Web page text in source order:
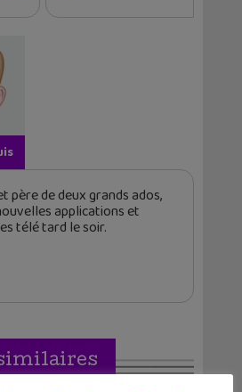
père de deux grands ados,
applications et
télé tard le soir.